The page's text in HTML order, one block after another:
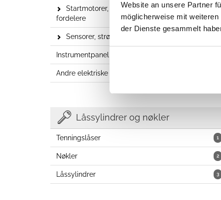
Website an unsere Partner
möglicherweise mit
der Dienste gesammelt
24
Startmotorer, vekselstrømsgeneratorer,
fordelere
Sensorer, strømbrytere og reléer
Instrumentpanel, kuler, sigarettennere
Andre elektriske deler
Låssylindrer og nøkler
1
Tenningslåser
2
Nøkler
3
Låssylindrer